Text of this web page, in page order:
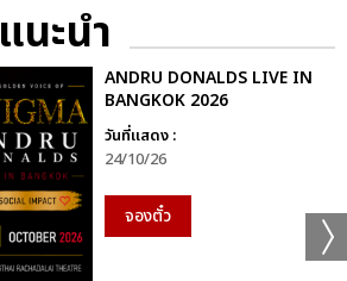
แนะนำ
ANDRU DONALDS LIVE IN
BANGKOK 2026
วันที่แสดง :
24/10/26
จองตั๋ว